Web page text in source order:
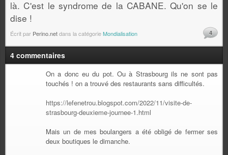
là. C'est le syndrome de la CABANE. Qu'on se le
dise !
Écrit par Perino.netdans la catégorieMondialisation 4
4 commentaires
On a donc eu du pot. Ou à Strasbourg ils ne sont pas
touchés ! on a trouvé des restaurants sans difficultés.
https://lefenetrou.blogspot.com/2022/11/visite-de-
strasbourg-deuxieme-journee-1.html
Mais un de mes boulangers a été obligé de fermer ses
deux boutiques le dimanche.